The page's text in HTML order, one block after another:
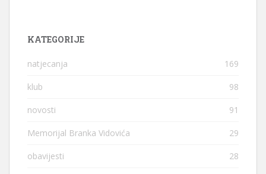
KATEGORIJE
natjecanja 169
klub 98
novosti 91
Memorijal Branka Vidovića 29
obavijesti 28